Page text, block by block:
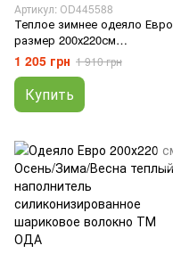
Артикул: ОD445588
Теплое зимнее одеяло Евро
размер 200х220см
гипоаллергенное, с
качественным наполнителем
холлофайбер ТМ "ОДА"
1 205 грн 1 910 грн
Купить